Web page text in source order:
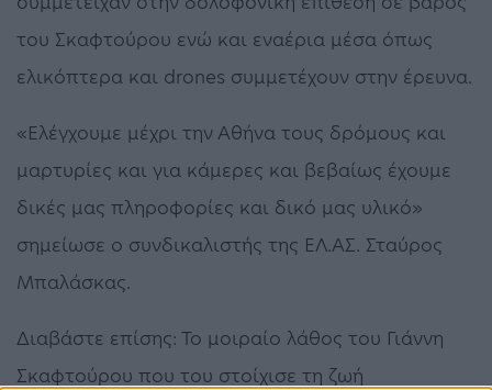
του Σκαφτούρου ενώ και εναέρια μέσα όπως
ελικόπτερα και drones συμμετέχουν στην έρευνα.
«Ελέγχουμε μέχρι την Αθήνα τους δρόμους και
μαρτυρίες και για κάμερες και βεβαίως έχουμε
δικές μας πληροφορίες και δικό μας υλικό»
σημείωσε ο συνδικαλιστής της ΕΛ.ΑΣ. Σταύρος
Μπαλάσκας.
Διαβάστε επίσης: Το μοιραίο λάθος του Γιάννη
Σκαφτούρου που του στοίχισε τη ζωή